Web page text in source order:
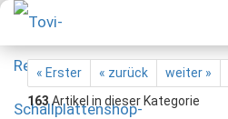
« Erster « zurück weiter »
163Artikel in dieser Kategorie